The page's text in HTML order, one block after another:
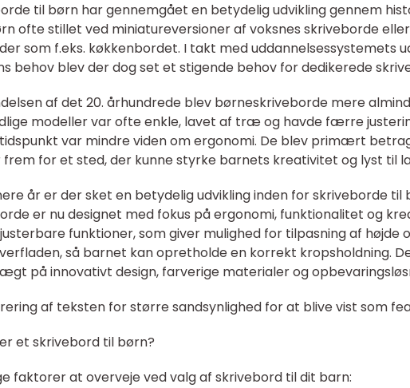
til børn har gennemgået en betydelig udvikling gennem
ofte stillet ved miniatureversioner af voksnes skriveborde
som f.eks. køkkenbordet. I takt med uddannelsessystemets
behov blev der dog set et stigende behov for dedikerede
af det 20. århundrede blev børneskriveborde mere
modeller var ofte enkle, lavet af træ og havde færre
var mindre viden om ergonomi. De blev primært
frem for et sted, der kunne styrke barnets kreativitet og lyst til
år er der sket en betydelig udvikling inden for skriveborde til
er nu designet med fokus på ergonomi, funktionalitet og
funktioner, som giver mulighed for tilpasning af højde
så barnet kan opretholde en korrekt kropsholdning.
på innovativt design, farverige materialer og
af teksten for større sandsynlighed for at blive vist som
er et skrivebord til børn?
faktorer at overveje ved valg af skrivebord til dit barn: